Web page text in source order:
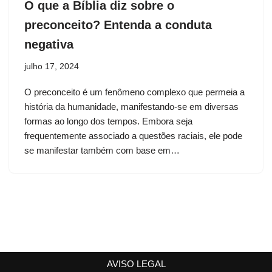
O que a Bíblia diz sobre o
preconceito? Entenda a conduta
negativa
julho 17, 2024
O preconceito é um fenômeno complexo que permeia a
história da humanidade, manifestando-se em diversas
formas ao longo dos tempos. Embora seja
frequentemente associado a questões raciais, ele pode
se manifestar também com base em…
AVISO LEGAL